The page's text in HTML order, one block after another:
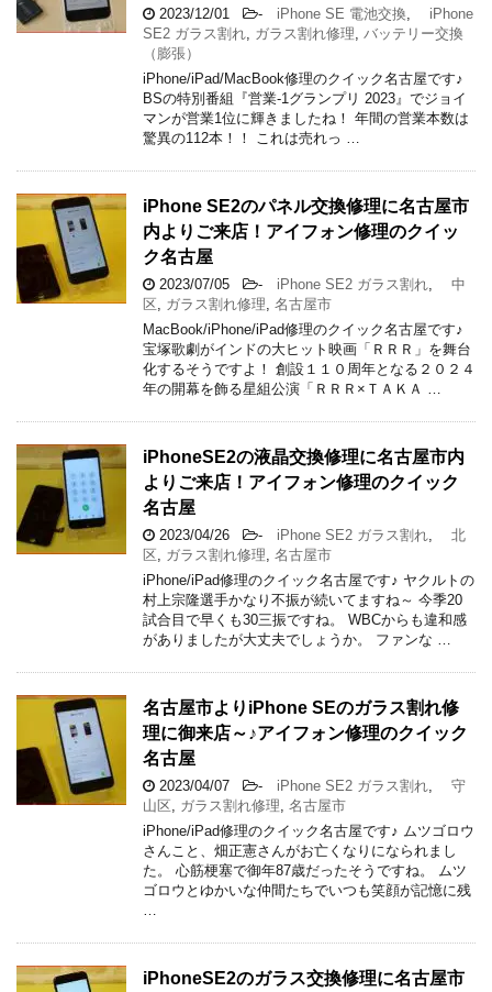
2023/12/01 - iPhone SE 電池交換
iPhone
SE2 ガラス割れ ガラス割れ修理
バッテリー交換
（膨張）
iPhone/iPad/MacBook修理のクイック名古屋です♪
BSの特別番組『営業-1グランプリ 2023』でジョイ
マンが営業1位に輝きましたね！ 年間の営業本数は
驚異の112本！！ これは売れっ …
iPhone SE2のパネル交換修理に名古屋市
内よりご来店！アイフォン修理のクイッ
ク名古屋
2023/07/05 - iPhone SE2 ガラス割れ
中
区
ガラス割れ修理 名古屋市
MacBook/iPhone/iPad修理のクイック名古屋です♪
宝塚歌劇がインドの大ヒット映画「ＲＲＲ」を舞台
化するそうですよ！ 創設１１０周年となる２０２４
年の開幕を飾る星組公演「ＲＲＲ×ＴＡＫＡ …
iPhoneSE2の液晶交換修理に名古屋市内
よりご来店！アイフォン修理のクイック
名古屋
2023/04/26 - iPhone SE2 ガラス割れ
北
区
ガラス割れ修理 名古屋市
iPhone/iPad修理のクイック名古屋です♪ ヤクルトの
村上宗隆選手かなり不振が続いてますね～ 今季20
試合目で早くも30三振ですね。 WBCからも違和感
がありましたが大丈夫でしょうか。 ファンな …
名古屋市よりiPhone SEのガラス割れ修
理に御来店～♪アイフォン修理のクイック
名古屋
2023/04/07 - iPhone SE2 ガラス割れ
守
山区
ガラス割れ修理 名古屋市
iPhone/iPad修理のクイック名古屋です♪ ムツゴロウ
さんこと、畑正憲さんがお亡くなりになられまし
た。 心筋梗塞で御年87歳だったそうですね。 ムツ
ゴロウとゆかいな仲間たちでいつも笑顔が記憶に残
iPhoneSE2のガラス交換修理に名古屋市